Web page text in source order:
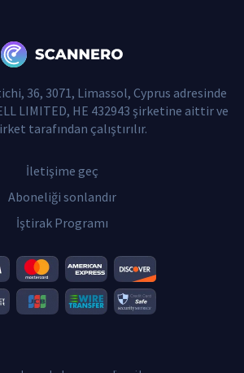
36, 3071, Limassol, Cyprus adresinde
LIMITED, HE 432943 şirketine aittir ve
tarafından çalıştırılır.
İletişime geç
Aboneliği sonlandır
İştirak Programı